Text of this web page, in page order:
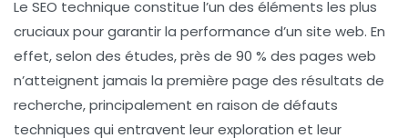
Le SEO technique constitue l’un des éléments les plus
cruciaux pour garantir la performance d’un site web. En
effet, selon des études, près de 90 % des pages web
n’atteignent jamais la première page des résultats de
recherche, principalement en raison de défauts
techniques qui entravent leur exploration et leur